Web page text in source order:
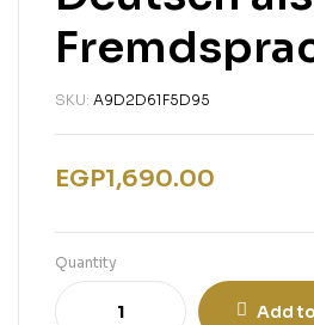
SKU: A9D2D61F5D95
EGP1,690.00
Quantity
Add